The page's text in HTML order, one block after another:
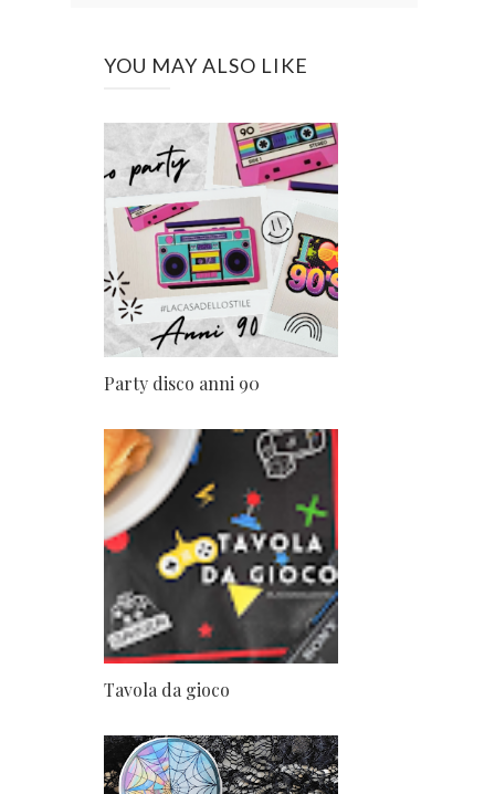
YOU MAY ALSO LIKE
Party disco anni 90
Tavola da gioco